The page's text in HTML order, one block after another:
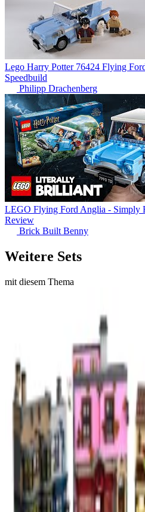
Lego Harry Potter 76424 Flying
Speedbuild
Philipp Drachenberg
LEGO Flying Ford Anglia - Simply
Review
Brick Built Benny
Weitere Sets
mit diesem Thema